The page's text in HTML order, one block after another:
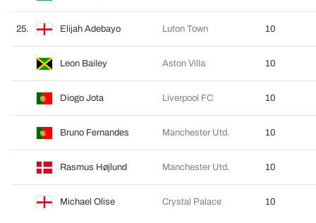
25. Elijah Adebayo Luton Town 10
Leon Bailey Aston Villa 10
Diogo Jota Liverpool FC 10
Bruno Fernandes Manchester Utd. 10
Rasmus Højlund Manchester Utd. 10
Michael Olise Crystal Palace 10